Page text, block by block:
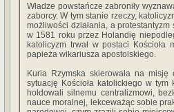
Władze powstańcze zabroniły
zaborcy. W tym stanie rzeczy,
możliwości działania, a
w 1581 roku przez Holandię
katolicyzm trwał w postaci
papieża wikariusza apo­stolskiego.
Kuria Rzymska skierowała na
sytuację Kościoła katolickiego w
hołdowali silnemu centralizmowi,
nauce moralnej, lekceważąc sobie